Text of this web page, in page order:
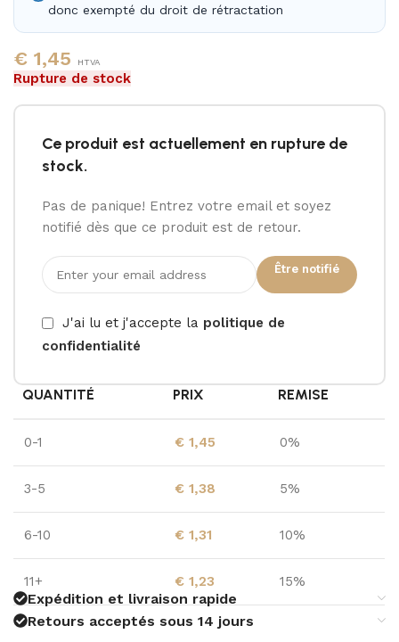
donc exempté du droit de rétractation
€ 1,45 HTVA
Rupture de stock
Ce produit est actuellement en rupture de
stock.
Pas de panique! Entrez votre email et soyez
notifié dès que ce produit est de retour.
Être notifié
J'ai lu et j'accepte la politique de
confidentialité
QUANTITÉ PRIX REMISE
0-1 € 1,45 0%
3-5 € 1,38 5%
6-10 € 1,31 10%
11+ € 1,23 15%
Expédition et livraison rapide
Retours acceptés sous 14 jours